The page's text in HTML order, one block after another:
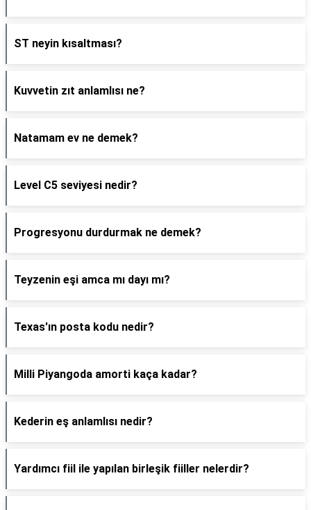
ST neyin kısaltması?
Kuvvetin zıt anlamlısı ne?
Natamam ev ne demek?
Level C5 seviyesi nedir?
Progresyonu durdurmak ne demek?
Teyzenin eşi amca mı dayı mı?
Texas'ın posta kodu nedir?
Milli Piyangoda amorti kaça kadar?
Kederin eş anlamlısı nedir?
Yardımcı fiil ile yapılan birleşik fiiller nelerdir?